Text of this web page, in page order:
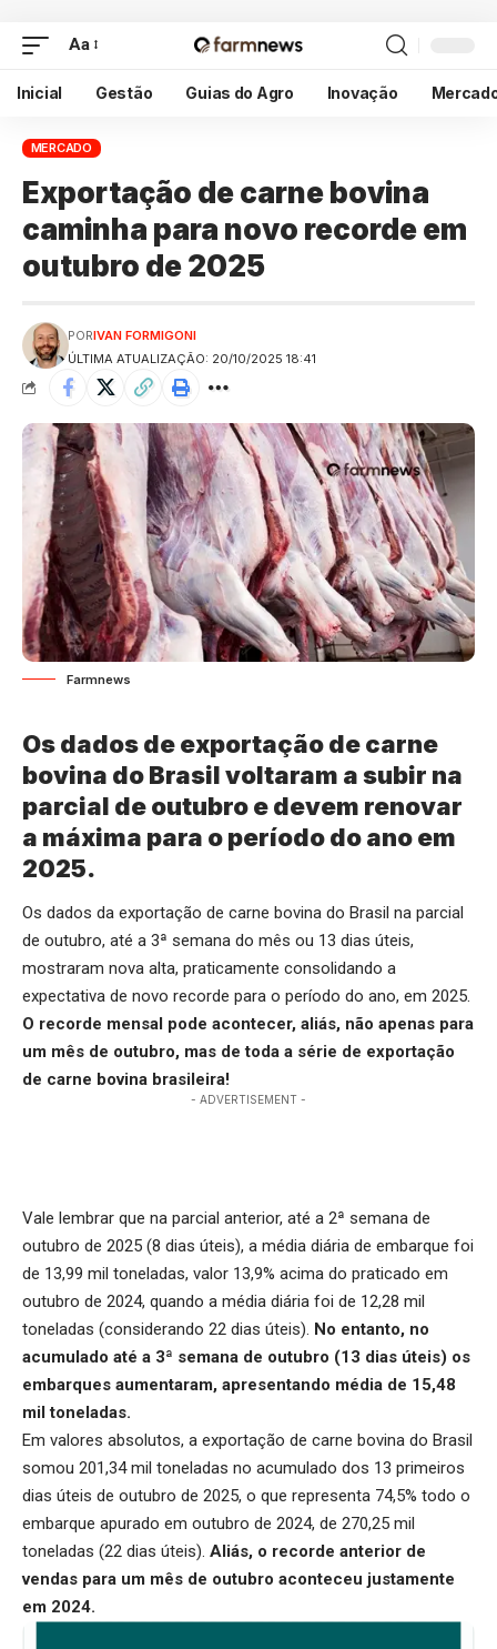
Aa
Inicial Gestão Guias do Agro Inovação
MERCADO
Exportação de carne bovina
caminha para novo recorde em
outubro de 2025
ÚLTIMA ATUALIZAÇÃO: 20/10/2025 18:41
PORIVAN FORMIGONI
Farmnews
Os dados de exportação de carne
bovina do Brasil voltaram a subir na
parcial de outubro e devem renovar
a máxima para o período do ano em
2025.
Os dados da exportação de carne bovina do Brasil na parcial
de outubro, até a 3ª semana do mês ou 13 dias úteis,
mostraram nova alta, praticamente consolidando a
expectativa de novo recorde para o período do ano, em 2025.
O recorde mensal pode acontecer, aliás, não apenas para
um mês de outubro, mas de toda a série de exportação
de carne bovina brasileira!
- ADVERTISEMENT -
Vale lembrar que na parcial anterior, até a 2ª semana de
outubro de 2025 (8 dias úteis), a média diária de embarque foi
de 13,99 mil toneladas, valor 13,9% acima do praticado em
outubro de 2024, quando a média diária foi de 12,28 mil
toneladas (considerando 22 dias úteis). No entanto, no
acumulado até a 3ª semana de outubro (13 dias úteis) os
embarques aumentaram, apresentando média de 15,48
mil toneladas.
Em valores absolutos, a exportação de carne bovina do Brasil
somou 201,34 mil toneladas no acumulado dos 13 primeiros
dias úteis de outubro de 2025, o que representa 74,5% todo o
embarque apurado em outubro de 2024, de 270,25 mil
toneladas (22 dias úteis). Aliás, o recorde anterior de
vendas para um mês de outubro aconteceu justamente
em 2024.